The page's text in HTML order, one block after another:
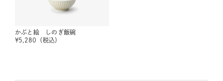
かぶと絵 しのぎ飯碗
¥5,280 （税込）